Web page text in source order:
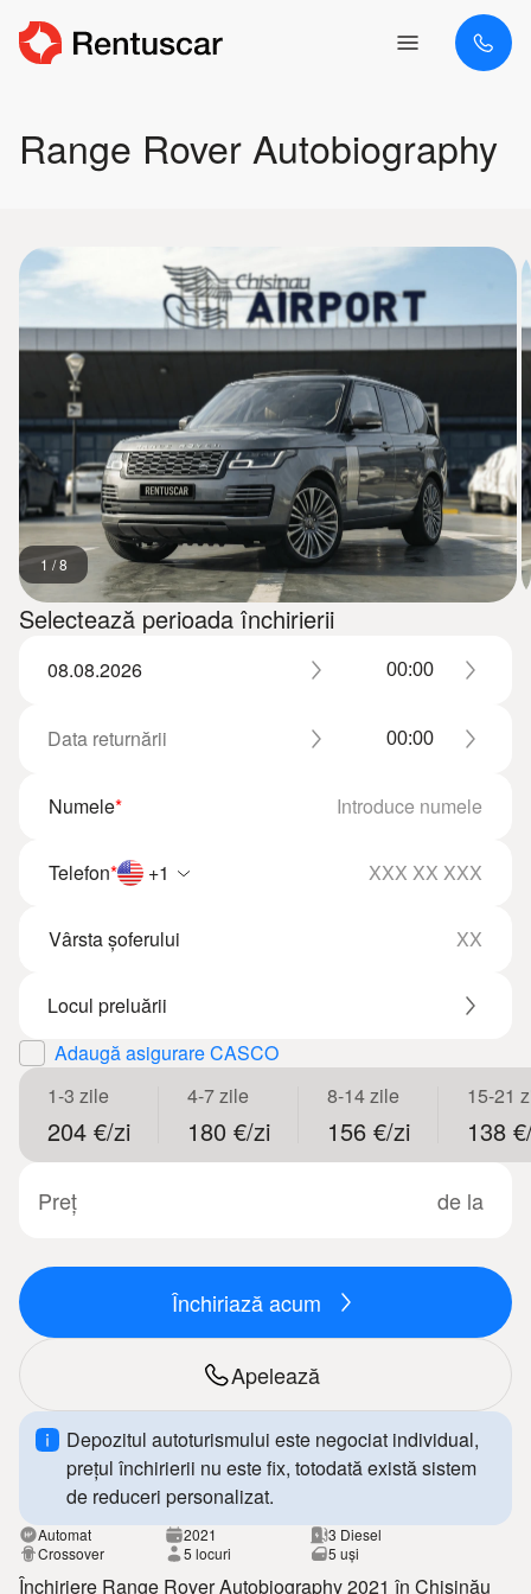
Range Rover Autobiography
Selectează perioada închirierii
Numele*
Telefon* +1
Vârsta șoferului
Adaugă asigurare CASCO
1-3 zile
204 €/zi
4-7 zile
180 €/zi
8-14 zile
156 €/zi
15-21
138
Preț de la
Apelează
Închiriază acum
Depozitul autoturismului este negociat individual,
prețul închirierii nu este fix, totodată există sistem
de reduceri personalizat.
Automat 2021
3 Diesel
Crossover
5 locuri 5 uși
Închiriere Range Rover Autobiography 2021 în Chișinău
1 /8